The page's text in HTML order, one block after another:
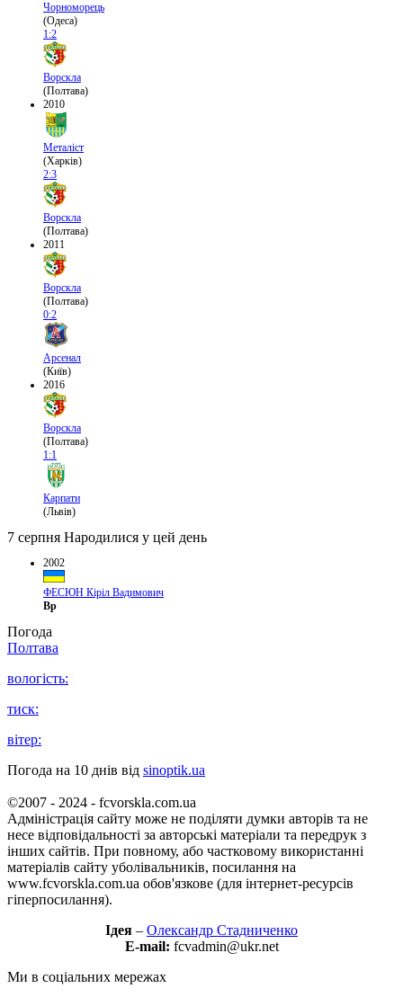
Чорноморець
(Одеса)
1:2
Ворскла
(Полтава)
2010
Металіст
(Харків)
2:3
Ворскла
(Полтава)
2011
Ворскла
(Полтава)
0:2
Арсенал
(Київ)
2016
Ворскла
(Полтава)
1:1
Карпати
(Львів)
7 серпня Народилися у цей день
2002
ФЕСЮН Кіріл Вадимович
Вр
Погода
Полтава
вологість:
тиск:
вітер:
Погода на 10 днів від sinoptik.ua
©2007 - 2024 - fcvorskla.com.ua
Адміністрація сайту може не поділяти думки авторів та не
несе відповідальності за авторські матеріали та передрук з
інших сайтів. При повному, або частковому використанні
матеріалів сайту уболівальників, посилання на
www.fcvorskla.com.ua обов'язкове (для інтернет-ресурсів
гіперпосилання).
Ідея – Олександр Стадниченко
E-mail: fcvadmin@ukr.net
Ми в соціальних мережах